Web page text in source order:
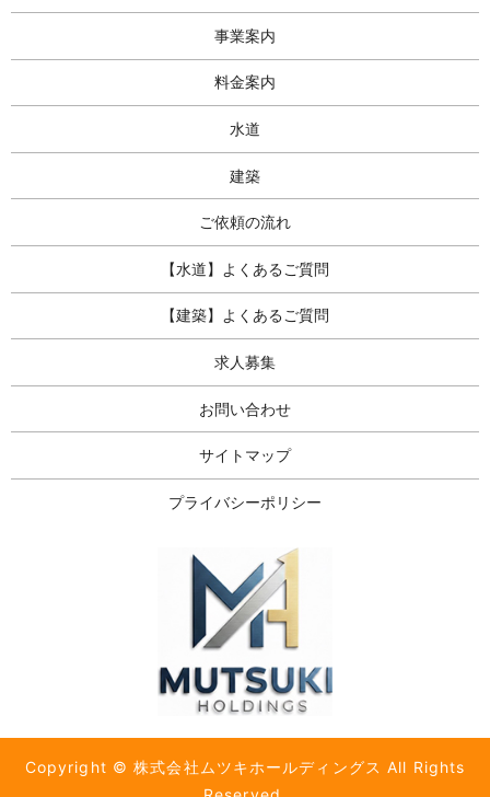
事業案内
料金案内
水道
建築
ご依頼の流れ
【水道】よくあるご質問
【建築】よくあるご質問
求人募集
お問い合わせ
サイトマップ
プライバシーポリシー
Copyright © 株式会社ムツキホールディングス All Rights